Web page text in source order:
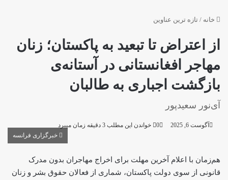
خانه / تازه ترین عناوین
از اعتراض تا تبعید به پاکستان؛ زنان
مهاجر افغانستانی در آستانه‌ی
بازگشت اجباری به طالبان
آی‌نور سعیدپور
آگوست 6, 2025 0 خواندن این مطلب 3 دقیقه زمان میبرد
خبرگزاری فرانسه
هم‌زمان با اعلام آخرین مهلت برای اخراج مهاجران بدون مدرک
قانونی از سوی دولت پاکستان، شماری از فعالان حقوق بشر و زنان